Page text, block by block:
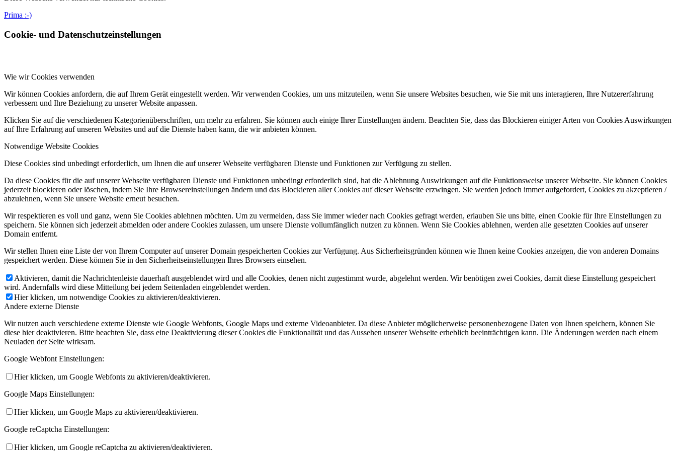
Prima :-)
Cookie- und Datenschutzeinstellungen
Wie wir Cookies verwenden
Wir können Cookies anfordern, die auf Ihrem Gerät eingestellt werden. Wir verwenden Cookies, um uns mitzuteilen, wenn Sie unsere Websites besuchen, wie Sie mit uns interagieren, Ihre Nutzererfahrung
verbessern und Ihre Beziehung zu unserer Website anpassen.
Klicken Sie auf die verschiedenen Kategorienüberschriften, um mehr zu erfahren. Sie können auch einige Ihrer Einstellungen ändern. Beachten Sie, dass das Blockieren einiger Arten von Cookies Auswirkungen
auf Ihre Erfahrung auf unseren Websites und auf die Dienste haben kann, die wir anbieten können.
Notwendige Website Cookies
Diese Cookies sind unbedingt erforderlich, um Ihnen die auf unserer Webseite verfügbaren Dienste und Funktionen zur Verfügung zu stellen.
Da diese Cookies für die auf unserer Webseite verfügbaren Dienste und Funktionen unbedingt erforderlich sind, hat die Ablehnung Auswirkungen auf die Funktionsweise unserer Webseite. Sie können Cookies
jederzeit blockieren oder löschen, indem Sie Ihre Browsereinstellungen ändern und das Blockieren aller Cookies auf dieser Webseite erzwingen. Sie werden jedoch immer aufgefordert, Cookies zu akzeptieren /
abzulehnen, wenn Sie unsere Website erneut besuchen.
Wir respektieren es voll und ganz, wenn Sie Cookies ablehnen möchten. Um zu vermeiden, dass Sie immer wieder nach Cookies gefragt werden, erlauben Sie uns bitte, einen Cookie für Ihre Einstellungen zu
speichern. Sie können sich jederzeit abmelden oder andere Cookies zulassen, um unsere Dienste vollumfänglich nutzen zu können. Wenn Sie Cookies ablehnen, werden alle gesetzten Cookies auf unserer
Domain entfernt.
Wir stellen Ihnen eine Liste der von Ihrem Computer auf unserer Domain gespeicherten Cookies zur Verfügung. Aus Sicherheitsgründen können wie Ihnen keine Cookies anzeigen, die von anderen Domains
gespeichert werden. Diese können Sie in den Sicherheitseinstellungen Ihres Browsers einsehen.
Aktivieren, damit die Nachrichtenleiste dauerhaft ausgeblendet wird und alle Cookies, denen nicht zugestimmt wurde, abgelehnt werden. Wir benötigen zwei Cookies, damit diese Einstellung gespeichert
wird. Andernfalls wird diese Mitteilung bei jedem Seitenladen eingeblendet werden.
Hier klicken, um notwendige Cookies zu aktivieren/deaktivieren.
Andere externe Dienste
Wir nutzen auch verschiedene externe Dienste wie Google Webfonts, Google Maps und externe Videoanbieter. Da diese Anbieter möglicherweise personenbezogene Daten von Ihnen speichern, können Sie
diese hier deaktivieren. Bitte beachten Sie, dass eine Deaktivierung dieser Cookies die Funktionalität und das Aussehen unserer Webseite erheblich beeinträchtigen kann. Die Änderungen werden nach einem
Neuladen der Seite wirksam.
Google Webfont Einstellungen:
Hier klicken, um Google Webfonts zu aktivieren/deaktivieren.
Google Maps Einstellungen:
Hier klicken, um Google Maps zu aktivieren/deaktivieren.
Google reCaptcha Einstellungen:
Hier klicken, um Google reCaptcha zu aktivieren/deaktivieren.